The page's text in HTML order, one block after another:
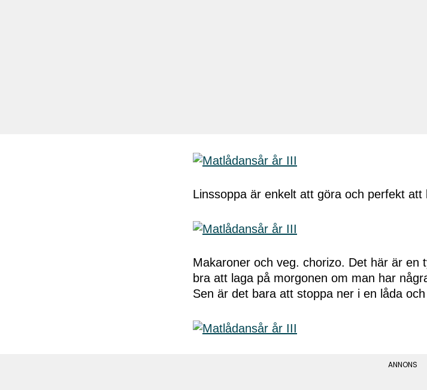
Linssoppa är enkelt att göra och perfekt att
Makaroner och veg. chorizo. Det här är en
bra att laga på morgonen om man har
Sen är det bara att stoppa ner i en låda